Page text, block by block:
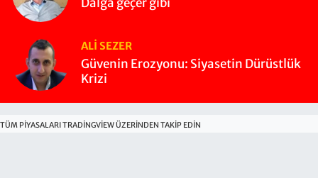
ALI SEZER
Güvenin Erozyonu: Siyasetin Dürüstlük
Krizi
TÜM PIYASALARI TRADINGVIEW ÜZERINDEN TAKIP EDIN